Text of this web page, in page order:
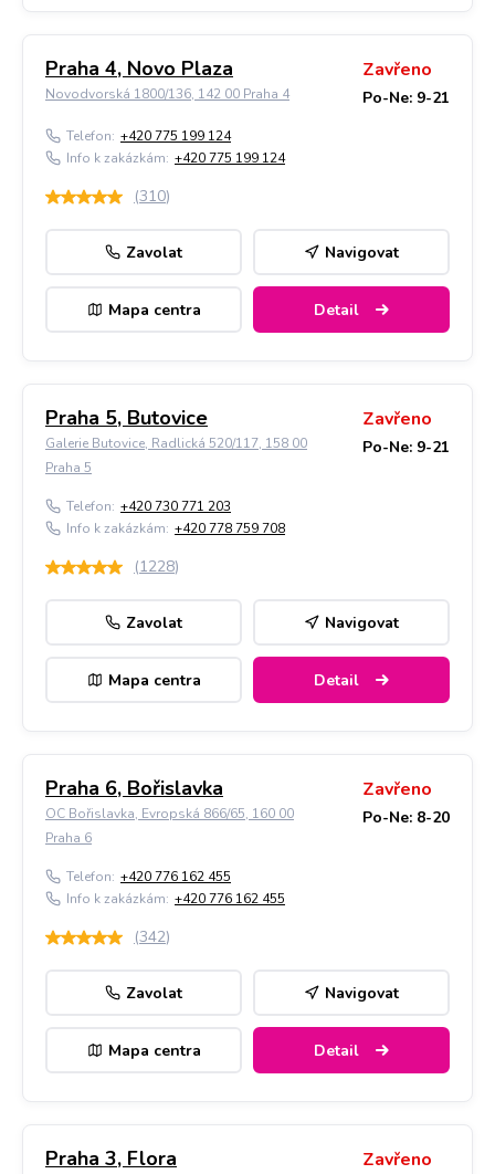
Praha 4, Novo Plaza
Novodvorská 1800/136, 142 00 Praha 4
Zavřeno
Po-Ne: 9-21
Telefon: +420 775 199 124
Info k zakázkám: +420 775 199 124
(310)
Zavolat Navigovat
Mapa centra Detail
Praha 5, Butovice
Galerie Butovice, Radlická 520/117, 158 00
Praha 5
Zavřeno
Po-Ne: 9-21
Telefon: +420 730 771 203
Info k zakázkám: +420 778 759 708
(1228)
Zavolat Navigovat
Mapa centra Detail
Praha 6, Bořislavka
OC Bořislavka, Evropská 866/65, 160 00
Praha 6
Zavřeno
Po-Ne: 8-20
Telefon: +420 776 162 455
Info k zakázkám: +420 776 162 455
(342)
Zavolat Navigovat
Mapa centra Detail
Praha 3, Flora Zavřeno